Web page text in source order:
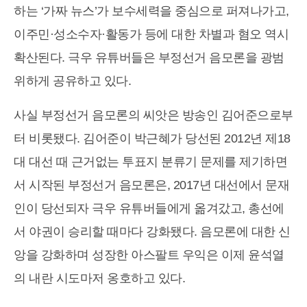
하는 ‘가짜 뉴스’가 보수세력을 중심으로 퍼져나가고,
이주민·성소수자·활동가 등에 대한 차별과 혐오 역시
확산된다. 극우 유튜버들은 부정선거 음모론을 광범
위하게 공유하고 있다.
사실 부정선거 음모론의 씨앗은 방송인 김어준으로부
터 비롯됐다. 김어준이 박근혜가 당선된 2012년 제18
대 대선 때 근거없는 투표지 분류기 문제를 제기하면
서 시작된 부정선거 음모론은, 2017년 대선에서 문재
인이 당선되자 극우 유튜버들에게 옮겨갔고, 총선에
서 야권이 승리할 때마다 강화됐다. 음모론에 대한 신
앙을 강화하며 성장한 아스팔트 우익은 이제 윤석열
의 내란 시도마저 옹호하고 있다.